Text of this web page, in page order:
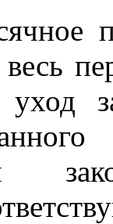
весь
уход